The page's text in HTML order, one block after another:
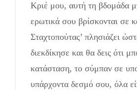
Κριέ μου, αυτή τη βδομάδα
ερωτικά σου βρίσκονται σε
Σταχτοπούτας’ πλησιάζει
διεκδίκησε και θα δεις ότι
κατάσταση, το σύμπαν σε
υπάρχοντα δεσμό σου, όλα